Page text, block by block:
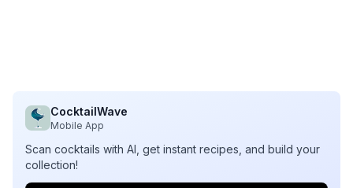
CocktailWave
Mobile App
Scan cocktails with AI, get instant recipes, and build your
collection!